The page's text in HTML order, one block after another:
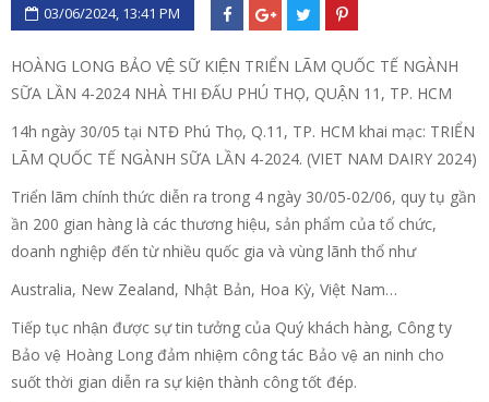
03/06/2024, 13:41 PM
HOÀNG LONG BẢO VỆ SỮ KIỆN TRIỂN LÃM QUỐC TẾ NGÀNH
SỮA LẦN 4-2024 NHÀ THI ĐẤU PHÚ THỌ, QUẬN 11, TP. HCM
14h ngày 30/05 tại NTĐ Phú Thọ, Q.11, TP. HCM khai mạc: TRIỂN
LÃM QUỐC TẾ NGÀNH SỮA LẦN 4-2024. (VIET NAM DAIRY 2024)
Triển lãm chính thức diễn ra trong 4 ngày 30/05-02/06, quy tụ gần
ần 200 gian hàng là các thương hiệu, sản phẩm của tổ chức,
doanh nghiệp đến từ nhiều quốc gia và vùng lãnh thổ như
Australia, New Zealand, Nhật Bản, Hoa Kỳ, Việt Nam…
Tiếp tục nhận được sự tin tưởng của Quý khách hàng, Công ty
Bảo vệ Hoàng Long đảm nhiệm công tác Bảo vệ an ninh cho
suốt thời gian diễn ra sự kiện thành công tốt đép.